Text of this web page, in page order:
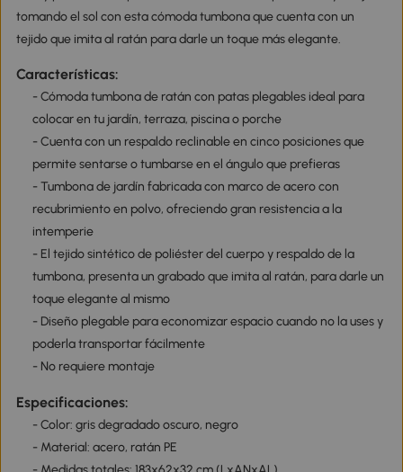
tomando el sol con esta cómoda tumbona que cuenta con un
tejido que imita al ratán para darle un toque más elegante.
Características:
- Cómoda tumbona de ratán con patas plegables ideal para
colocar en tu jardín, terraza, piscina o porche
- Cuenta con un respaldo reclinable en cinco posiciones que
permite sentarse o tumbarse en el ángulo que prefieras
- Tumbona de jardín fabricada con marco de acero con
recubrimiento en polvo, ofreciendo gran resistencia a la
intemperie
- El tejido sintético de poliéster del cuerpo y respaldo de la
tumbona, presenta un grabado que imita al ratán, para darle un
toque elegante al mismo
- Diseño plegable para economizar espacio cuando no la uses y
poderla transportar fácilmente
- No requiere montaje
Especificaciones:
- Color: gris degradado oscuro, negro
- Material: acero, ratán PE